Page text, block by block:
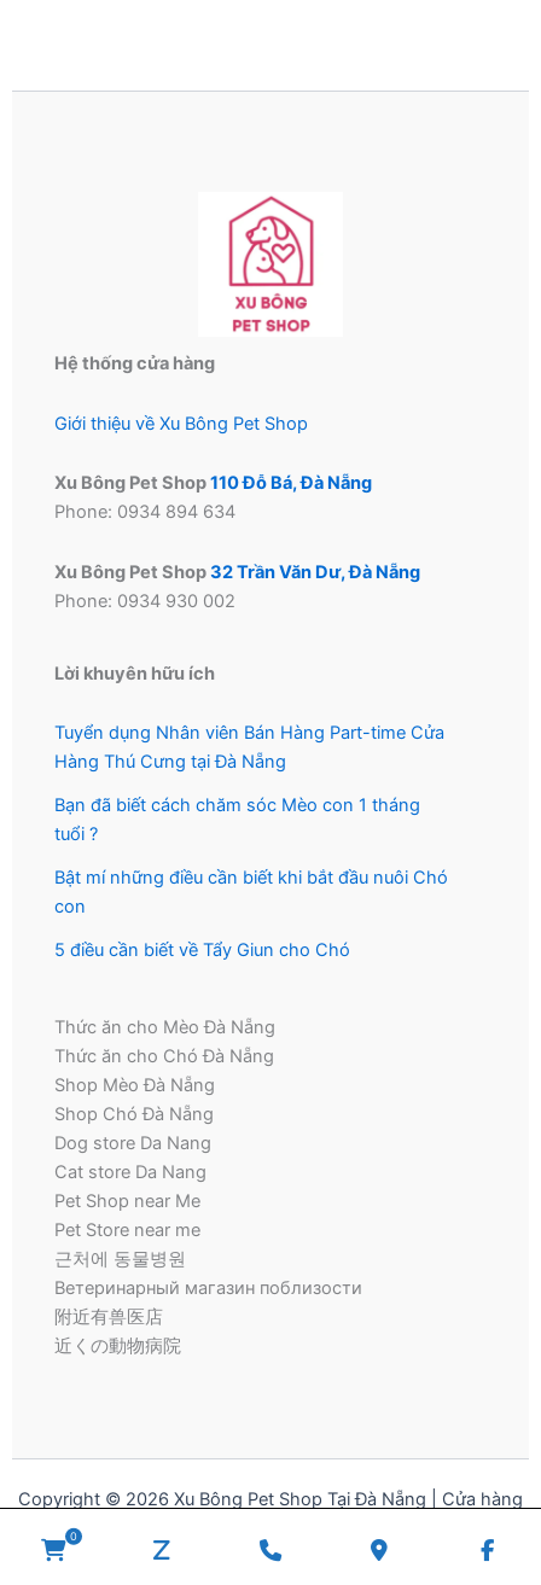
Hệ thống cửa hàng
Giới thiệu về Xu Bông Pet Shop
Xu Bông Pet Shop110 Đỗ Bá, Đà Nẵng
Phone: 0934 894 634
Xu Bông Pet Shop32 Trần Văn Dư, Đà Nẵng
Phone: 0934 930 002
Lời khuyên hữu ích
Tuyển dụng Nhân viên Bán Hàng Part-time Cửa
Hàng Thú Cưng tại Đà Nẵng
Bạn đã biết cách chăm sóc Mèo con 1 tháng
tuổi ?
Bật mí những điều cần biết khi bắt đầu nuôi Chó
con
5 điều cần biết về Tẩy Giun cho Chó
Thức ăn cho Mèo Đà Nẵng
Thức ăn cho Chó Đà Nẵng
Shop Mèo Đà Nẵng
Shop Chó Đà Nẵng
Dog store Da Nang
Cat store Da Nang
Pet Shop near Me
Pet Store near me
근처에 동물병원
Ветеринарный магазин поблизости
附近有兽医店
近くの動物病院
Copyright © 2026 Xu Bông Pet Shop Tại Đà Nẵng | Cửa hàng
0
WooCommerce